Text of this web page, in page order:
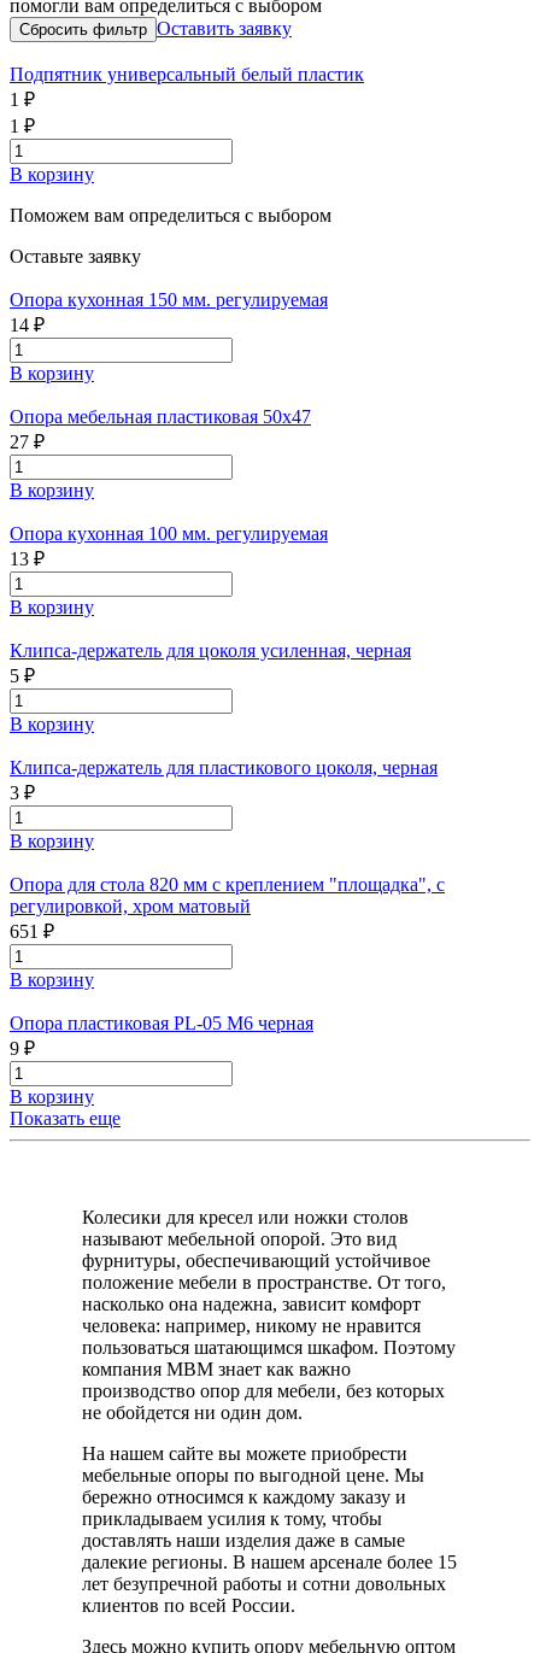
помогли вам определиться с выбором
Оставить заявку
Подпятник универсальный белый пластик
1 ₽
1 ₽
В корзину
Поможем вам определиться с выбором
Оставьте заявку
Опора кухонная 150 мм. регулируемая
14 ₽
В корзину
Опора мебельная пластиковая 50х47
27 ₽
В корзину
Опора кухонная 100 мм. регулируемая
13 ₽
В корзину
Клипса-держатель для цоколя усиленная, черная
5 ₽
В корзину
Клипса-держатель для пластикового цоколя, черная
3 ₽
В корзину
Опора для стола 820 мм с креплением "площадка", с
регулировкой, хром матовый
651 ₽
В корзину
Опора пластиковая PL-05 M6 черная
9 ₽
В корзину
Показать еще
Колесики для кресел или ножки столов
называют мебельной опорой. Это вид
фурнитуры, обеспечивающий устойчивое
положение мебели в пространстве. От того,
насколько она надежна, зависит комфорт
человека: например, никому не нравится
пользоваться шатающимся шкафом. Поэтому
компания МВМ знает как важно
производство опор для мебели, без которых
не обойдется ни один дом.
На нашем сайте вы можете приобрести
мебельные опоры по выгодной цене. Мы
бережно относимся к каждому заказу и
прикладываем усилия к тому, чтобы
доставлять наши изделия даже в самые
далекие регионы. В нашем арсенале более 15
лет безупречной работы и сотни довольных
клиентов по всей России.
Здесь можно купить опору мебельную оптом